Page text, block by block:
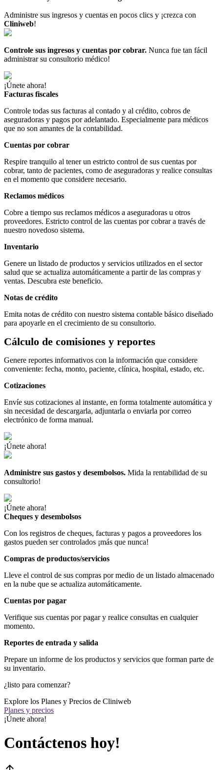
Administre sus ingresos y cuentas en pocos clics y ¡crezca con
Cliniweb!
Controle sus ingresos y cuentas por cobrar. Nunca fue tan fácil
administrar su consultorio médico!
¡Únete ahora!
Facturas fiscales
Controle todas sus facturas al contado y al crédito, cobros de
aseguradoras y pagos por adelantado. Especialmente para médicos
que no son amantes de la contabilidad.
Cuentas por cobrar
Respire tranquilo al tener un estricto control de sus cuentas por
cobrar, tanto de pacientes, como de aseguradoras y realice consultas
en el momento que considere necesario.
Reclamos médicos
Cobre a tiempo sus reclamos médicos a aseguradoras u otros
proveedores. Estricto control de las cuentas por cobrar a través de
nuestro novedoso sistema.
Inventario
Genere un listado de productos y servicios utilizados en el sector
salud que se actualiza automáticamente a partir de las compras y
ventas. Descubra este beneficio.
Notas de crédito
Emita notas de crédito con nuestro sistema contable básico diseñado
para apoyarle en el crecimiento de su consultorio.
Cálculo de comisiones y reportes
Genere reportes informativos con la información que considere
conveniente: fecha, monto, paciente, clínica, hospital, estado, etc.
Cotizaciones
Envíe sus cotizaciones al instante, en forma totalmente automática y
sin necesidad de descargarla, adjuntarla o enviarla por correo
electrónico de forma manual.
¡Únete ahora!
Administre sus gastos y desembolsos. Mida la rentabilidad de su
consultorio!
¡Únete ahora!
Cheques y desembolsos
Con los registros de cheques, facturas y pagos a proveedores los
gastos pueden ser controlados ¡más que nunca!
Compras de productos/servicios
Lleve el control de sus compras por medio de un listado almacenado
en la nube que se actualiza automáticamente.
Cuentas por pagar
Verifique sus cuentas por pagar y realice consultas en cualquier
momento.
Reportes de entrada y salida
Prepare un informe de los productos y servicios que forman parte de
su inventario.
¿listo para comenzar?
Explore los Planes y Precios de Cliniweb
Planes y precios
¡Únete ahora!
Contáctenos hoy!